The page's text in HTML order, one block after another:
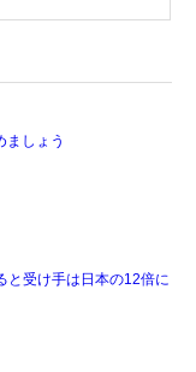
ましょう
と受け手は日本の12倍に